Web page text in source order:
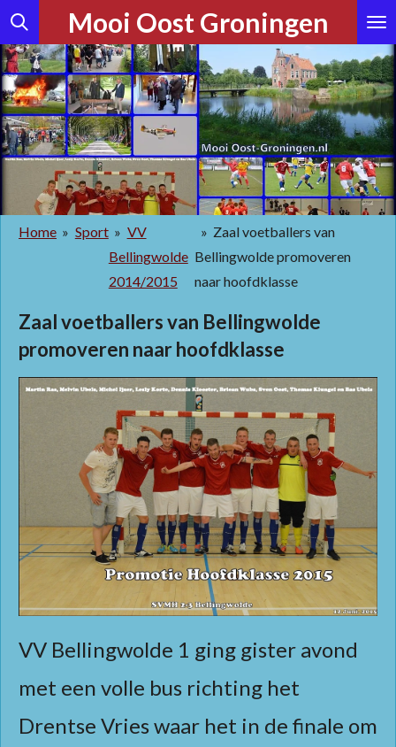
Ga
direct
naar
de
hoofdinhoud
Mooi Oost Groningen
Home » Sport » VV
Bellingwolde
2014/2015
» Zaal voetballers van
Bellingwolde promoveren
naar hoofdklasse
Zaal voetballers van Bellingwolde
promoveren naar hoofdklasse
VV Bellingwolde 1 ging gister avond
met een volle bus richting het
Drentse Vries waar het in de finale om